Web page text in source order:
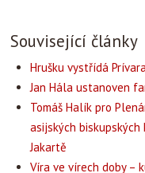
Související články
Hrušku vystřídá
Jan Hála ustanoven
Tomáš Halík pro
asijských
Jakartě
Víra ve vírech doby –